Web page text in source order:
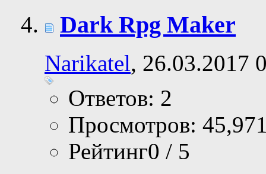
Dark Rpg Maker
Narikatel, 26.03.2017
Ответов: 2
Просмотров:
Рейтинг0 / 5